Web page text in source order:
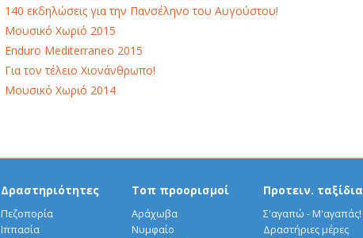
140 εκδηλώσεις για την Πανσέληνο του Αυγούστου!
Μουσικό Χωριό 2015
Enduro Mediterraneo 2015
Για τον τέλειο Χιονάνθρωπο!
Μουσικό Χωριό 2014
Δραστηριότητες
Πεζοπορία
Ιππασία
Τοπ προορισμοί
Αράχωβα
Νυμφαίο
Προτειν. ταξίδια
Σ'αγαπώ - Μ'αγαπάς!
Δραστήριες μέρες